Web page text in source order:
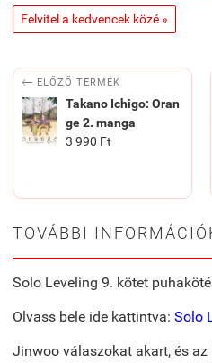
Felvitel a kedvencek közé »
 ELŐZŐ TERMÉK
Takano Ichigo: Oran
ge 2. manga
3 990 Ft
TOVÁBBI
Solo Leveling 9. kötet
Olvass bele ide kattintva: Solo
Jinwoo válaszokat akart, és